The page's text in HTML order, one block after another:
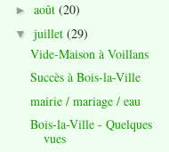
► août (20)
▼ juillet (29)
Vide-Maison à Voillans
Succès à Bois-la-Ville
mairie / mariage / eau
Bois-la-Ville - Quelques
vues